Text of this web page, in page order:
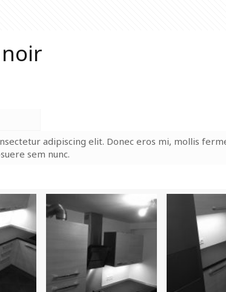
adipiscing elit. Donec eros mi, mollis
sem nunc.